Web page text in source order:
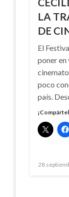
LA
DE
El
poner en
poco
país.
Publicado
28